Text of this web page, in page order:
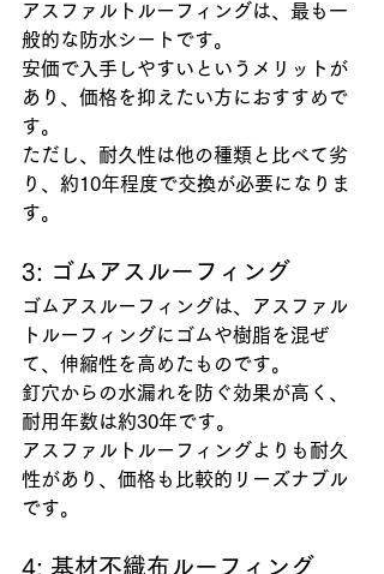
アスファルトルーフィングは、最も一
般的な防水シートです。
安価で入手しやすいというメリットが
あり、価格を抑えたい方におすすめで
す。
ただし、耐久性は他の種類と比べて劣
り、約10年程度で交換が必要になりま
す。
3: ゴムアスルーフィング
ゴムアスルーフィングは、アスファル
トルーフィングにゴムや樹脂を混ぜ
て、伸縮性を高めたものです。
釘穴からの水漏れを防ぐ効果が高く、
耐用年数は約30年です。
アスファルトルーフィングよりも耐久
性があり、価格も比較的リーズナブル
です。
4: 基材不織布ルーフィング